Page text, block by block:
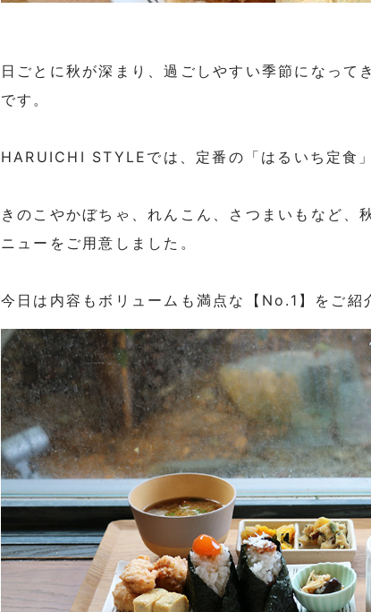
日ごとに秋が深まり、過ごしやすい季節になって
です。
HARUICHI STYLEでは、定番の「はるいち定食
きのこやかぼちゃ、れんこん、さつまいもなど、
ニューをご用意しました。
今日は内容もボリュームも満点な【No.1】をご紹